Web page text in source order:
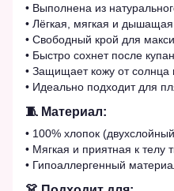
• Выполнена из
• Лёгкая, мягкая и дышащая
• Свободный крой для
• Быстро сохнет после
• Защищает кожу от солнца
• Идеально подходит для
🧵 Материал:
• 100% хлопок
• Мягкая и приятная к телу
• Гипоаллергенный